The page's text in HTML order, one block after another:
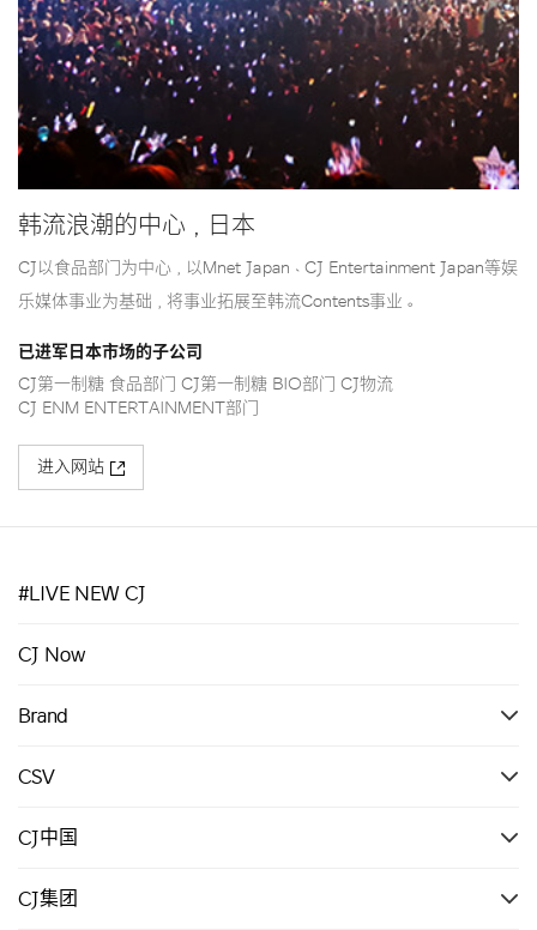
韩流浪潮的中心，日本
CJ以食品部门为中心，以Mnet Japan、CJ Entertainment Japan等娱
乐媒体事业为基础，将事业拓展至韩流Contents事业。
已进军日本市场的子公司
CJ第一制糖 食品部门 CJ第一制糖 BIO部门 CJ物流
CJ ENM ENTERTAINMENT部门
进入网站
#LIVE NEW CJ
CJ Now
Brand
CSV
CJ中国
CJ集团